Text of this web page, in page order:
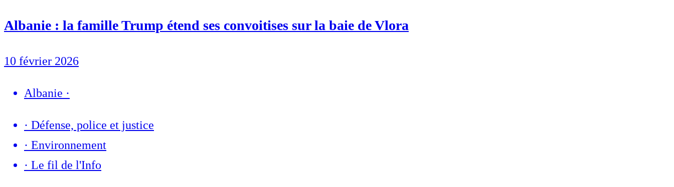
Albanie : la famille Trump étend ses convoitises sur la baie de Vlora
10 février 2026
Albanie ·
· Défense, police et justice
· Environnement
· Le fil de l'Info